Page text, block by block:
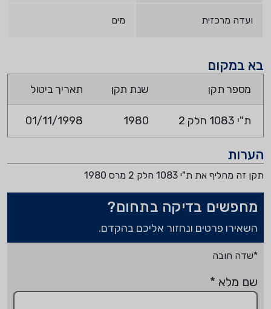
ועדה מרכזית מים
בא במקום
מספר תקן שנת תקן תאריך ביטול
ת"י 1083 חלק 2 1980
01/11/1998
הערות
תקן זה מחליף את ת"י 1083 חלק 2 מרס 1980
מחפשים בדיקה בתחום?
השאירו פרטים ונחזור אליכם בהקדם.
*שדה חובה
שם מלא *